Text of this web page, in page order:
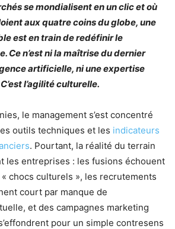
se mondialisent en un clic et où
aux quatre coins du globe, une
est en train de redéfinir le
Ce n’est ni la maîtrise du dernier
artificielle, ni une expertise
l’agilité culturelle.
le management s’est concentré
outils techniques et les indicateurs
. Pourtant, la réalité du terrain
les entreprises : les fusions échouent
chocs culturels », les recrutements
court par manque de
et des campagnes marketing
pour un simple contresens